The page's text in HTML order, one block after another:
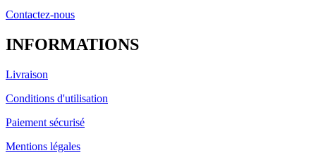
Contactez-nous
INFORMATIONS
Livraison
Conditions d'utilisation
Paiement sécurisé
Mentions légales